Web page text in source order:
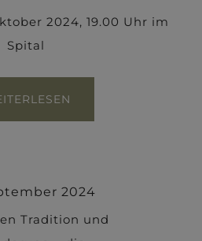
2024, 19.00 Uhr im
Spital
2024